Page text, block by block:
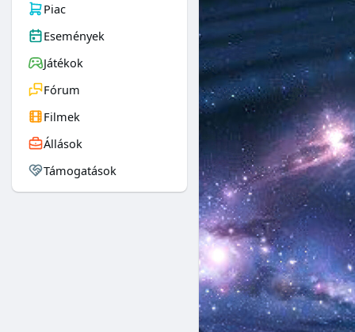
Piac
Események
Játékok
Fórum
Filmek
Állások
Támogatások